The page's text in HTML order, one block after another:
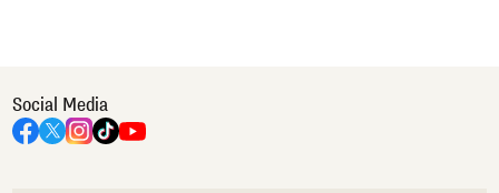
Social Media